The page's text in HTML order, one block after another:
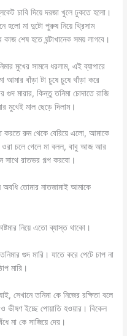
চাবি দিয়ে দরজা খুলে ঢুকতে হলো।
হলো মা দুটো পুরুষ নিয়ে থ্রিসাম
শেষ হতে ঘন্টাখানেক সময় লাগবে।
মুখের সামনে ধরলাম, এই ব্যাপারে
আমার বাঁড়া টা চুষে চুষে খাঁড়া করে
মারার, কিন্তু তনিমা চোদাতে রাজি
মুখেই মাল ছেড়ে দিলাম।
করতে রুম থেকে বেরিয়ে এলো, আমাকে
ওরা চলে গেলে মা বলল, বাবু আজ আর
রাতভর গল্প করবো।
তোমার নাতজামাই আমাকে
নিয়ে এতো ব্যাস্ত থাকো।
গুদ মারি। যাতে করে পেটে চাপ না
মারি।
সেখানে তনিমা কে নিজের রক্ষিতা বলে
ভীষণ ইচ্ছে পোয়াতি হওয়ার। বিকেল
মা কে সাজিয়ে দেয়।